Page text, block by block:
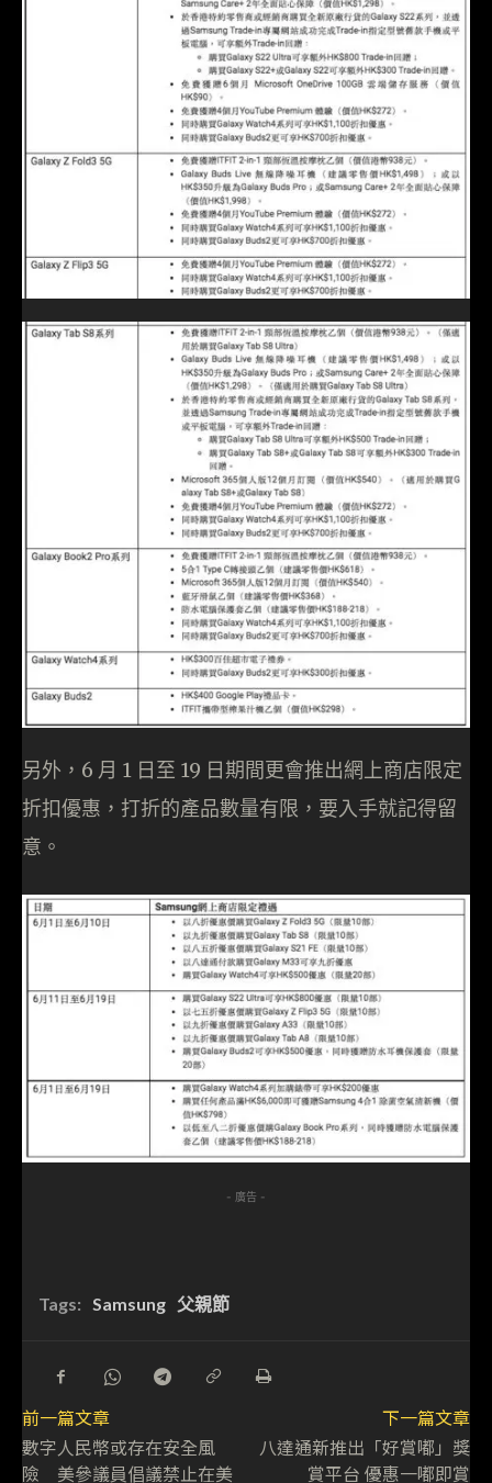
另外，6 月 1 日至 19 日期間更會推出網上商店限定
折扣優惠，打折的產品數量有限，要入手就記得留
意。
- 廣告 -
Tags: Samsung 父親節
前一篇文章
數字人民幣或存在安全風
險 美參議員倡議禁止在美
下一篇文章
八達通新推出「好賞嘟」獎
賞平台 優惠一嘟即賞